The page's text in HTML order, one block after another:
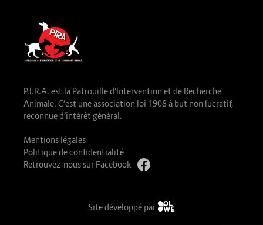
P.I.R.A. est la Patrouille d’Intervention et de Recherche
Animale. C’est une association loi 1908 à but non lucratif,
reconnue d’intérêt général.
Mentions légales
Politique de confidentialité
Retrouvez-nous sur Facebook
Site développé par